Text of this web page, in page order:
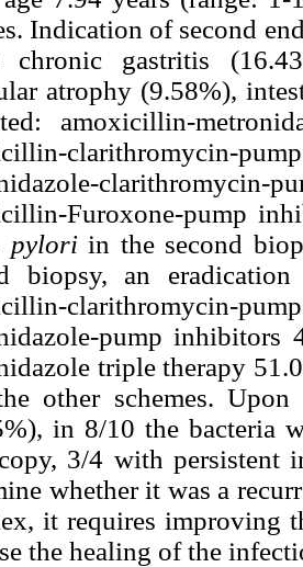
Indication of second
chronic gastritis
atrophy (9.58%),
amoxicillin-
Furoxone-pump
pylori in the second
biopsy, an
clarithromycin-
pump inhibitors
triple therapy
other schemes.
in 8/10 the bacteria
3/4 with persistent
whether it was a
it requires improving
the healing of the